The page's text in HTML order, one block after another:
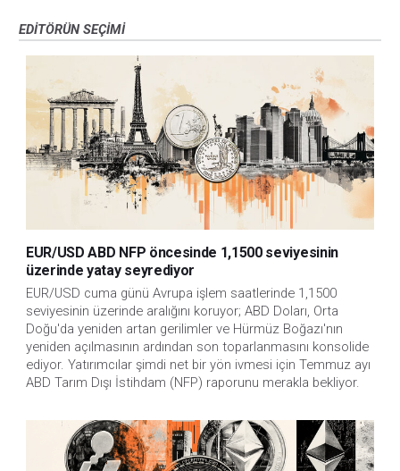
EDITÖRÜN SEÇIMI
EUR/USD ABD NFP öncesinde 1,1500 seviyesinin
üzerinde yatay seyrediyor
EUR/USD cuma günü Avrupa işlem saatlerinde 1,1500
seviyesinin üzerinde aralığını koruyor; ABD Doları, Orta
Doğu'da yeniden artan gerilimler ve Hürmüz Boğazı'nın
yeniden açılmasının ardından son toparlanmasını konsolide
ediyor. Yatırımcılar şimdi net bir yön ivmesi için Temmuz ayı
ABD Tarım Dışı İstihdam (NFP) raporunu merakla bekliyor.